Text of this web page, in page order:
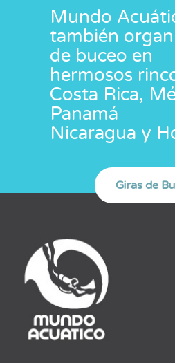
Mundo
también
de buceo en
hermosos
Costa Rica,
Panamá
Nicaragua y